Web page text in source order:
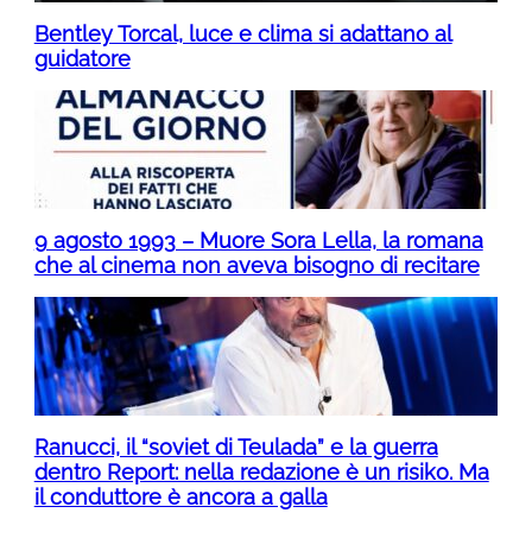
Bentley Torcal, luce e clima si adattano al
guidatore
9 agosto 1993 – Muore Sora Lella, la romana
che al cinema non aveva bisogno di recitare
Ranucci, il “soviet di Teulada” e la guerra
dentro Report: nella redazione è un risiko. Ma
il conduttore è ancora a galla